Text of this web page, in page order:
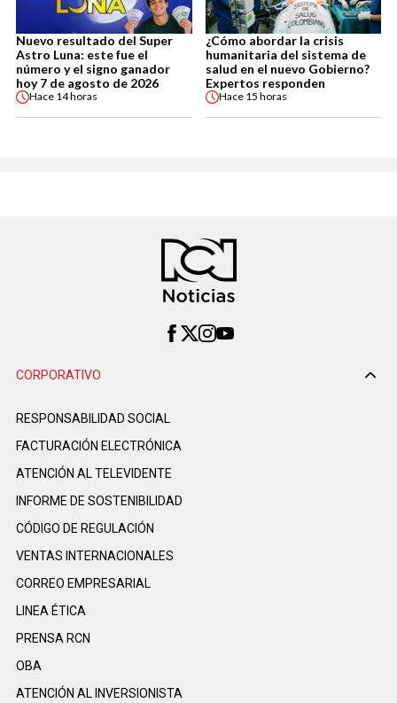
Nuevo resultado del Super
Astro Luna: este fue el
número y el signo ganador
hoy 7 de agosto de 2026
Hace 14 horas
¿Cómo abordar la crisis
humanitaria del sistema de
salud en el nuevo Gobierno?
Expertos responden
Hace 15 horas
CORPORATIVO
RESPONSABILIDAD SOCIAL
FACTURACIÓN ELECTRÓNICA
ATENCIÓN AL TELEVIDENTE
INFORME DE SOSTENIBILIDAD
CÓDIGO DE REGULACIÓN
VENTAS INTERNACIONALES
CORREO EMPRESARIAL
LINEA ÉTICA
PRENSA RCN
OBA
ATENCIÓN AL INVERSIONISTA